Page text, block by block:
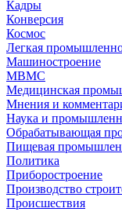
Кадры
Конверсия
Космос
Легкая
Машиностроение
МВМС
Медицинская
Мнения и
Наука и
Обрабатывающая
Пищевая
Политика
Приборостроение
Производство
Происшествия